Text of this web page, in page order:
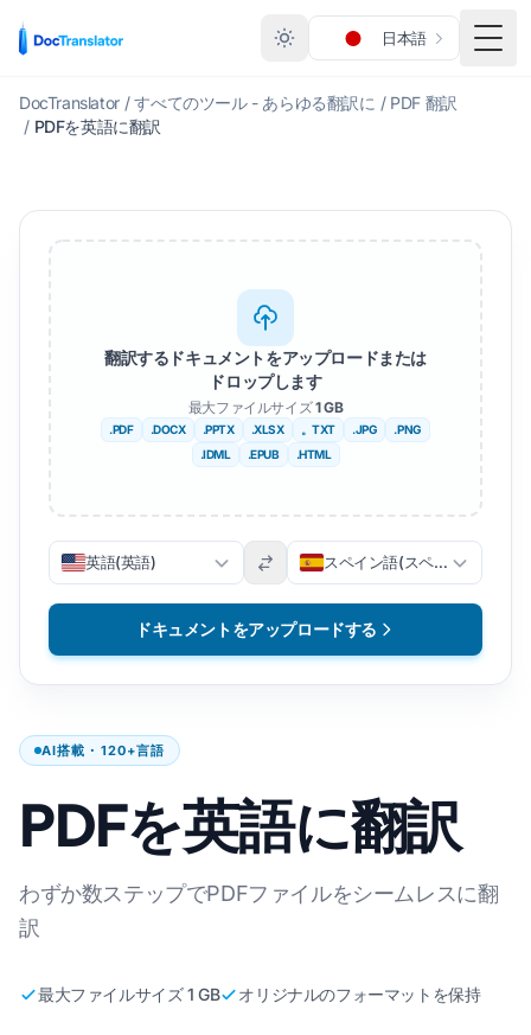
日本語
メニ
DocTranslator / すべてのツール - あらゆる翻訳に / PDF 翻訳
/ PDFを英語に翻訳
AI搭載・120+言語
PDFを英語に翻訳
わずか数ステップでPDFファイルをシームレスに翻
訳
最大ファイルサイズ 1 GB オリジナルのフォーマットを保持
翻訳するドキュメントをアップロードまたは
ドロップします
最大ファイルサイズ1 GB
.PDF .DOCX .PPTX .XLSX 。TXT .JPG
.PNG
.IDML
.EPUB .HTML
英語(英語) スペイン語(スペイン語)
ドキュメントをアップロードする